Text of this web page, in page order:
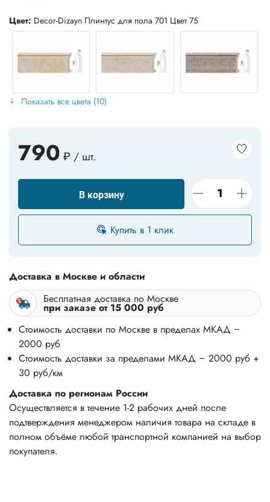
Цвет: Decor-Dizayn Плинтус для пола 701 Цвет 75
Показать все цвета (10)
790 ₽ / шт.
В корзину
Купить в 1 клик
Доставка в Москве и области
Бесплатная доставка по Москве
при заказе от 15 000 руб
Стоимость доставки по Москве в пределах МКАД –
2000 руб
Стоимость доставки за пределами МКАД – 2000 руб +
30 руб/км
Доставка по регионам России
Осуществляется в течение 1-2 рабочих дней после
подтверждения менеджером наличия товара на складе в
полном объёме любой транспортной компанией на выбор
покупателя.